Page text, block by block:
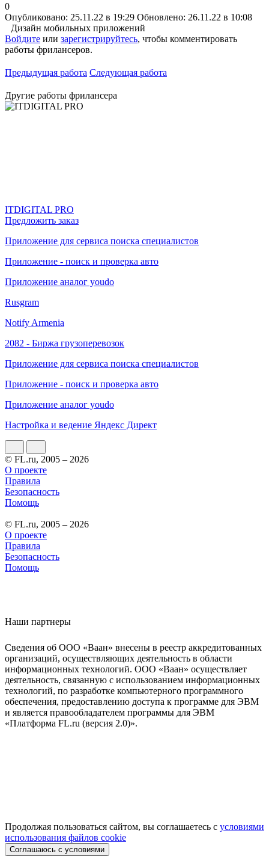
0
Опубликовано: 25.11.22 в 19:29 Обновлено: 26.11.22 в 10:08
Дизайн мобильных приложений
Войдите или зарегистрируйтесь, чтобы комментировать
работы фрилансеров.
Предыдущая работа Следующая работа
Другие работы фрилансера
ITDIGITAL PRO
Предложить заказ
Приложение для сервиса поиска специалистов
Приложение - поиск и проверка авто
Приложение аналог youdo
Rusgram
Notify Armenia
2082 - Биржа грузоперевозок
Приложение для сервиса поиска специалистов
Приложение - поиск и проверка авто
Приложение аналог youdo
Настройка и ведение Яндекс Директ
© FL.ru, 2005 – 2026
О проекте
Правила
Безопасность
Помощь
© FL.ru, 2005 – 2026
О проекте
Правила
Безопасность
Помощь
Наши партнеры
Сведения об ООО «Ваан» внесены в реестр аккредитованных
организаций, осуществляющих деятельность в области
информационных технологий. ООО «Ваан» осуществляет
деятельность, связанную с использованием информационных
технологий, по разработке компьютерного программного
обеспечения, предоставлению доступа к программе для ЭВМ
и является правообладателем программы для ЭВМ
«Платформа FL.ru (версия 2.0)».
Продолжая пользоваться сайтом, вы соглашаетесь с условиями
использования файлов cookie
Соглашаюсь с условиями